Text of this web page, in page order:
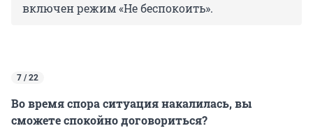
включен режим «Не беспокоить».
7 / 22
Во время спора ситуация накалилась, вы
сможете спокойно договориться?